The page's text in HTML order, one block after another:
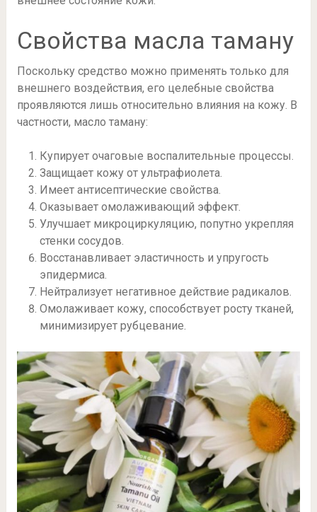
Свойства масла таману
Поскольку средство можно применять только для
внешнего воздействия, его целебные свойства
проявляются лишь относительно влияния на кожу. В
частности, масло таману:
Купирует очаговые воспалительные процессы.
Защищает кожу от ультрафиолета.
Имеет антисептические свойства.
Оказывает омолаживающий эффект.
Улучшает микроциркуляцию, попутно укрепляя
стенки сосудов.
Восстанавливает эластичность и упругость
эпидермиса.
Нейтрализует негативное действие радикалов.
Омолаживает кожу, способствует росту тканей,
минимизирует рубцевание.